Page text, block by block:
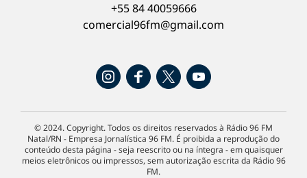
+55 84 40059666
comercial96fm@gmail.com
© 2024. Copyright. Todos os direitos reservados à Rádio 96 FM
Natal/RN - Empresa Jornalística 96 FM. É proibida a reprodução do
conteúdo desta página - seja reescrito ou na íntegra - em quaisquer
meios eletrônicos ou impressos, sem autorização escrita da Rádio 96
FM.